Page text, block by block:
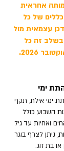
אחראית
של כל
עצמאית מול
בשלב זה כל
2026.
ימי
ימי אילת, תקף
השבוע כולל
ואחיות עד גיל
ניתן לצרף בוגר
או בת זוג.